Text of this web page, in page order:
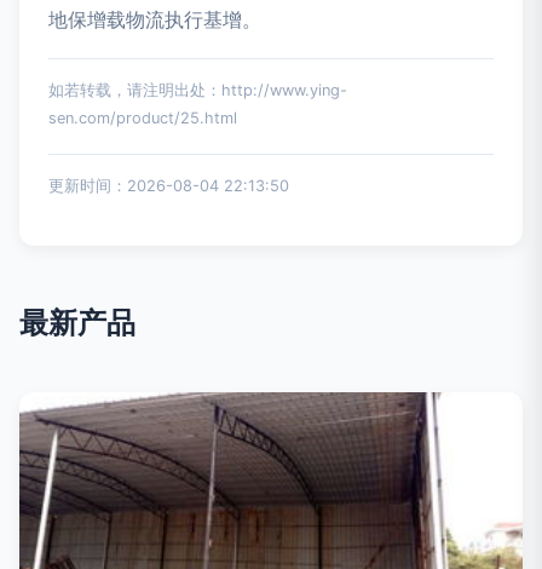
地保增载物流执行基增。
如若转载，请注明出处：http://www.ying-
sen.com/product/25.html
更新时间：2026-08-04 22:13:50
最新产品